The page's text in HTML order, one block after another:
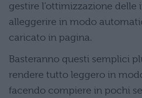
gestire l’ottimizzazione
alleggerire in modo
caricato in pagina.
Basteranno questi semplici
rendere tutto leggero in
facendo compiere in pochi